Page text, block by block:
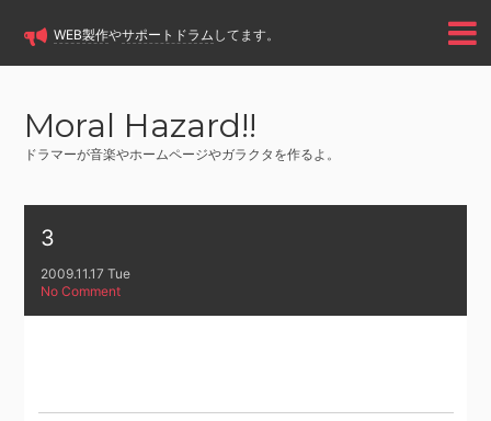
WEB製作やサポートドラム してます。
Moral Hazard!!
ドラマーが音楽やホームページやガラクタを作るよ。
3
2009.11.17 Tue
No Comment